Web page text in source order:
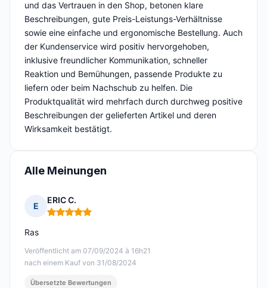
und das Vertrauen in den Shop, betonen klare
Beschreibungen, gute Preis-Leistungs-Verhältnisse
sowie eine einfache und ergonomische Bestellung. Auch
der Kundenservice wird positiv hervorgehoben,
inklusive freundlicher Kommunikation, schneller
Reaktion und Bemühungen, passende Produkte zu
liefern oder beim Nachschub zu helfen. Die
Produktqualität wird mehrfach durch durchweg positive
Beschreibungen der gelieferten Artikel und deren
Wirksamkeit bestätigt.
Alle Meinungen
E
ERIC C.
Hinweis: 5 von 5
Veröffentlicht am 07/09/2024 à 16h21
nach einem Kauf von 31/08/2024
Ras
Übersetzte Bewertungen